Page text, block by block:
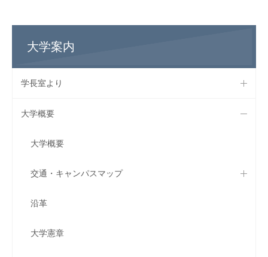
大学案内
学長室より
大学概要
大学概要
交通・キャンパスマップ
沿革
大学憲章